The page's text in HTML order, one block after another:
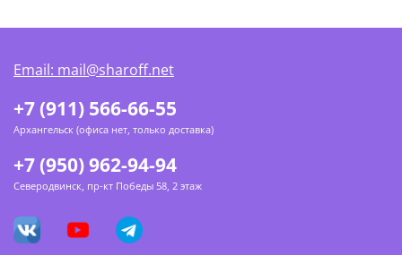
+7 (911) 566-66-55
Архангельск (офиса нет, только доставка)
+7 (950) 962-94-94
Северодвинск, пр-кт Победы 58, 2 этаж
Email: mail@sharoff.net